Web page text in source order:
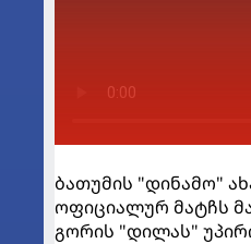
ბათუმის "დინამო"
ოფიციალურ მატჩს
გორის "დილას"